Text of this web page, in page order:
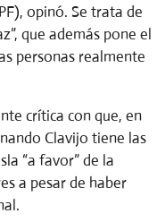
opinó. Se trata de
que además pone el
personas realmente
crítica con que, en
Clavijo tiene las
“a favor” de la
a pesar de haber